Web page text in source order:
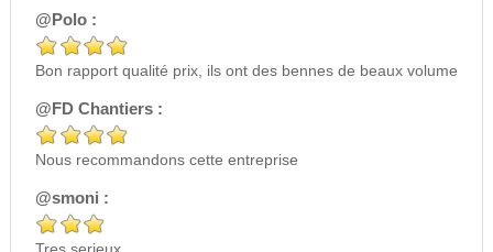
@Polo :
Bon rapport qualité prix, ils ont des bennes de beaux volume
@FD Chantiers :
Nous recommandons cette entreprise
@smoni :